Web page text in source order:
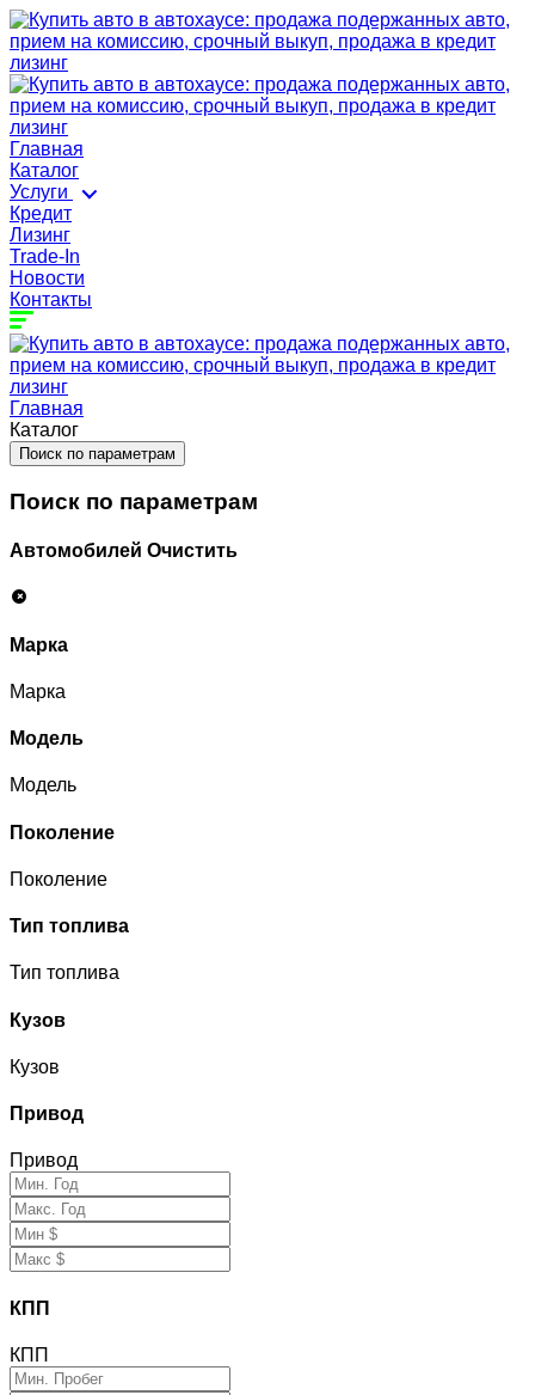
Главная
Каталог
Услуги
Кредит
Лизинг
Trade-In
Новости
Контакты
Главная
Каталог
Поиск по параметрам
Поиск по параметрам
Автомобилей Очистить
Марка
Марка
Модель
Модель
Поколение
Поколение
Тип топлива
Тип топлива
Кузов
Кузов
Привод
Привод
КПП
КПП